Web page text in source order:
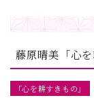
藤原晴美「心を
「心を耕すきもの」